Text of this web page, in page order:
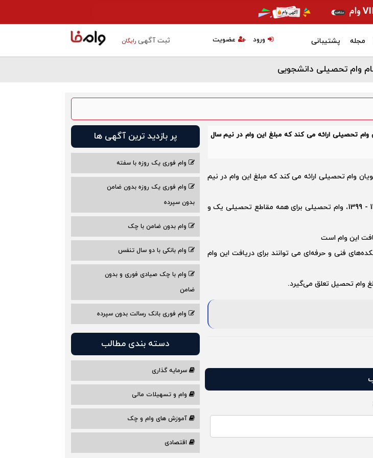
ثبت آگهیرایگان عضویت ورود مجله پشتیبانی
وام تحصیلی دانشجویی
تحصیلی ارائه می کند که مبلغ این وام در نیم سال
وام تحصیلی ارائه می کند که مبلغ این وام در نیم
براساس زمان بندی ثبت نام وام‌های دانشجویی در نیمسال اول سال تحصیلی 1400 - 1399، وام تحصیلی برای همه مقاطع تحصیلی یک و
فنی و حرفه‌ای می توانند برای دریافت این وام
وام تحصیل تعلق می‌گیرد.
پر بازدید ترین آگهی ها
وام فوری یک روزه با سفته
وام فوری یک روزه بدون ضامن
بدون سپرده
وام بدون ضامن با چک
وام بانکی با دو سال تنفس
وام با چک صیادی فوری و بدون
ضامن
وام فوری بانک رسالت بدون سپرده
دسته بندی مطالب
سرمایه گذاری
وام و تسهیلات مالی
آموزش های وام و چک
اقتصادی